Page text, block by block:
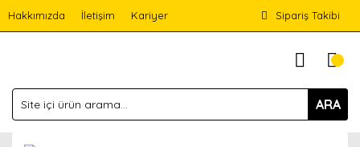
Hakkımızda İletişim Kariyer Sipariş Takibi
ARA